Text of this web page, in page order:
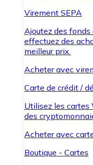
Virement SEPA
Ajoutez des
effectuez des
meilleur prix.
Acheter avec
Carte de crédit /
Utilisez les cartes
des
Acheter avec
Boutique - Cartes